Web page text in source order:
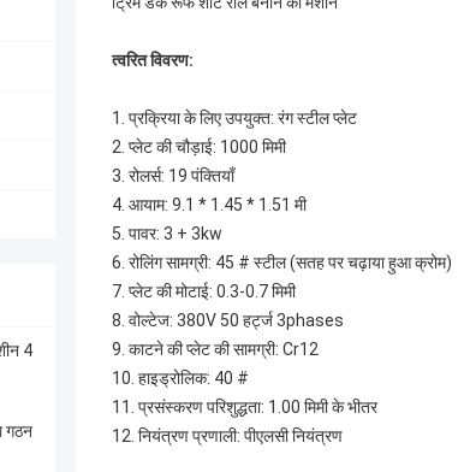
4
गठन
त्वरित विवरण:
1. प्रक्रिया के लिए उपयुक्त: रंग स्टील प्लेट
2. प्लेट की चौड़ाई: 1000 मिमी
3. रोलर्स: 19 पंक्तियाँ
4. आयाम: 9.1 * 1.45 * 1.51 मी
5. पावर: 3 + 3kw
6. रोलिंग सामग्री: 45 # स्टील (सतह पर चढ़ाया हुआ क्रोम)
7. प्लेट की मोटाई: 0.3-0.7 मिमी
8. वोल्टेज: 380V 50 हर्ट्ज 3phases
9. काटने की प्लेट की सामग्री: Cr12
10. हाइड्रोलिक: 40 #
11. प्रसंस्करण परिशुद्धता: 1.00 मिमी के भीतर
12. नियंत्रण प्रणाली: पीएलसी नियंत्रण